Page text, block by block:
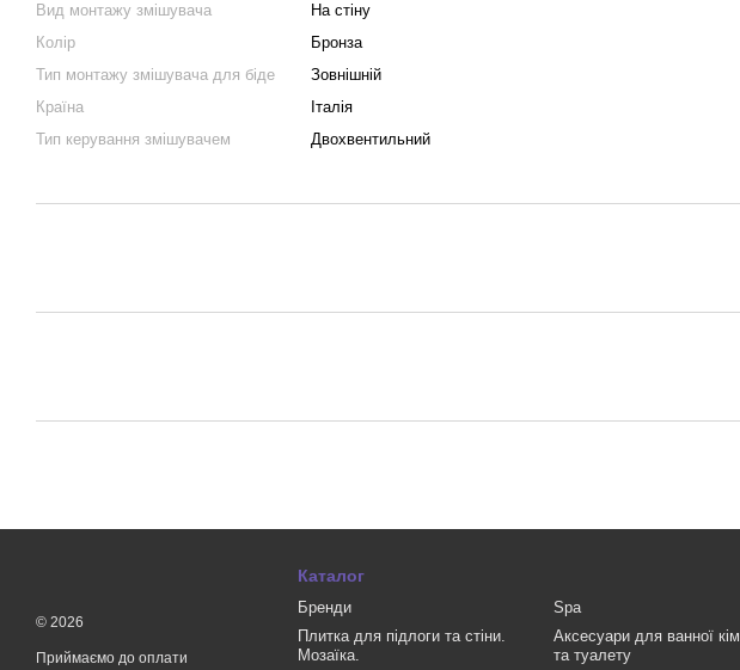
Вид монтажу змішувача
На стіну
Колір
Бронза
Тип монтажу змішувача для біде
Зовнішній
Країна
Італія
Тип керування змішувачем
Двохвентильний
© 2026
Приймаємо до оплати
Каталог
Бренди
Плитка для підлоги та стіни.
Мозаїка.
Spa
Аксесуари для ванної
та туалету